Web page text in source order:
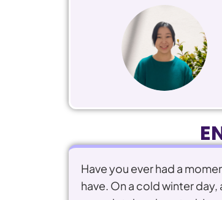
Have you ever had a
have. On a cold winter